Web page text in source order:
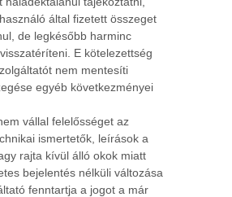
által fizetett összeget
de legkésőbb harminc
E kötelezettség
nem mentesíti
egyéb következményei
vállal felelősséget az
ismertetők, leírások a
rajta kívül álló okok miatt
bejelentés nélküli változása
fenntartja a jogot a már